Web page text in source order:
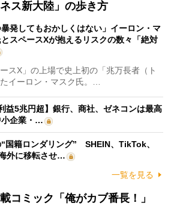
ス新大陸」の歩き方
暴発してもおかしくはない」イーロン・マ
スペースXが抱えるリスクの数々「絶対
スX」の上場で史上初の「兆万長者（ト
イーロン・マスク氏。…
益5兆円超】銀行、商社、ゼネコンは最高
小企業・…
国籍ロンダリング” SHEIN、TikTok、
外に移転させ…
一覧を見る
コミック「俺がカブ番長！」